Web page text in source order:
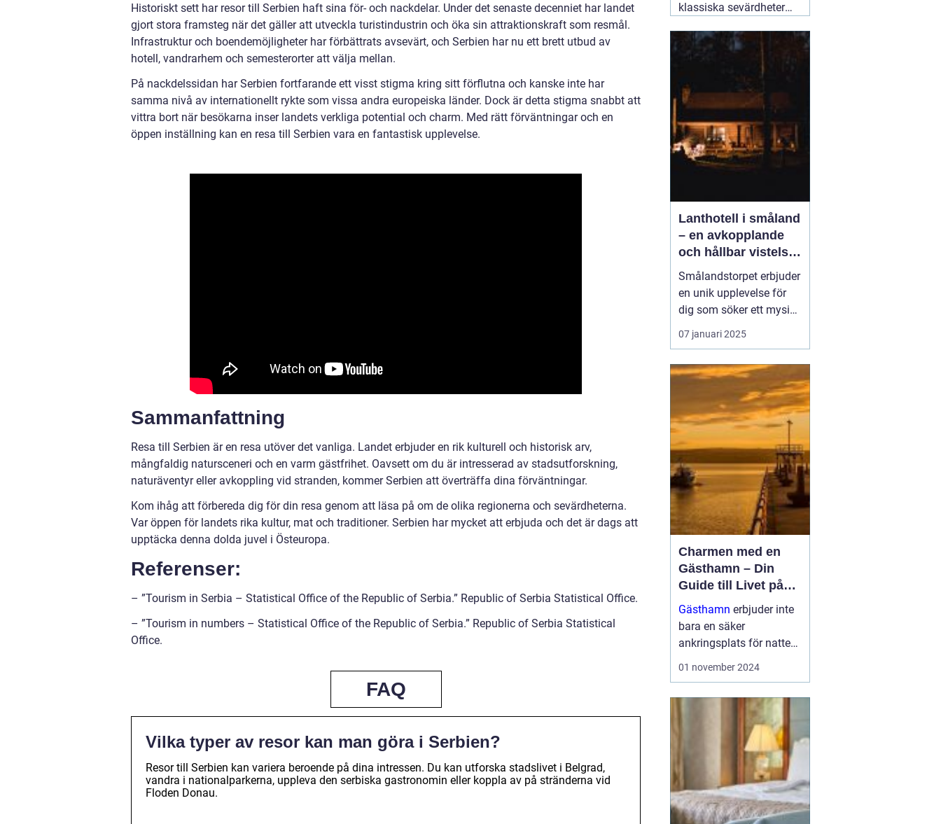
Historiskt sett har resor till Serbien haft sina för- och nackdelar. Under det senaste decenniet har landet
gjort stora framsteg när det gäller att utveckla turistindustrin och öka sin attraktionskraft som resmål.
Infrastruktur och boendemöjligheter har förbättrats avsevärt, och Serbien har nu ett brett utbud av
hotell, vandrarhem och semesterorter att välja mellan.
På nackdelssidan har Serbien fortfarande ett visst stigma kring sitt förflutna och kanske inte har
samma nivå av internationellt rykte som vissa andra europeiska länder. Dock är detta stigma snabbt att
vittra bort när besökarna inser landets verkliga potential och charm. Med rätt förväntningar och en
öppen inställning kan en resa till Serbien vara en fantastisk upplevelse.
Sammanfattning
Resa till Serbien är en resa utöver det vanliga. Landet erbjuder en rik kulturell och historisk arv,
mångfaldig natursceneri och en varm gästfrihet. Oavsett om du är intresserad av stadsutforskning,
naturäventyr eller avkoppling vid stranden, kommer Serbien att överträffa dina förväntningar.
Kom ihåg att förbereda dig för din resa genom att läsa på om de olika regionerna och sevärdheterna.
Var öppen för landets rika kultur, mat och traditioner. Serbien har mycket att erbjuda och det är dags att
upptäcka denna dolda juvel i Östeuropa.
Referenser:
– ”Tourism in Serbia – Statistical Office of the Republic of Serbia.” Republic of Serbia Statistical Office.
– ”Tourism in numbers – Statistical Office of the Republic of Serbia.” Republic of Serbia Statistical
Office.
FAQ
Vilka typer av resor kan man göra i Serbien?
Resor till Serbien kan variera beroende på dina intressen. Du kan utforska stadslivet i Belgrad,
vandra i nationalparkerna, uppleva den serbiska gastronomin eller koppla av på stränderna vid
Floden Donau.
klassiska sevärdheter
lockar många, finns det
en växande skara av
resenärer som söker
något mer speciellt.05
mars 2025
Lanthotell i småland
– en avkopplande
och hållbar vistelse
på smålandstorpet
Smålandstorpet erbjuder
en unik upplevelse för
dig som söker ett mysigt
lanthotell
Smålands skogar. Med
det perfekt för en avko...
07 januari 2025
Charmen med en
Gästhamn – Din
Guide till Livet på
Bryggan
Gästhamn erbjuder inte
bara en säker
ankringsplats för natten,
utan dem är också en
01 november 2024